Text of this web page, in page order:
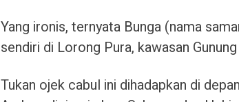
Yang ironis, ternyata Bunga (nama
sendiri di Lorong Pura, kawasan
Tukan ojek cabul ini dihadapkan di